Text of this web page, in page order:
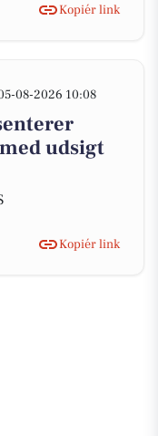
Kopiér link
08-2026 10:08
udsigt
Kopiér link